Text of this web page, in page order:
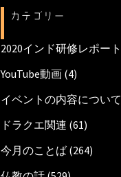
カテゴリー
2020インド研修レポート
YouTube動画 (4)
イベントの内容について
ドラクエ関連 (61)
今月のことば (264)